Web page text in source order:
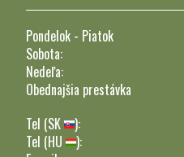
Pondelok - Piatok
Sobota:
Nedeľa:
Obednajšia prestávka
Tel (SK
):
Tel (HU
):